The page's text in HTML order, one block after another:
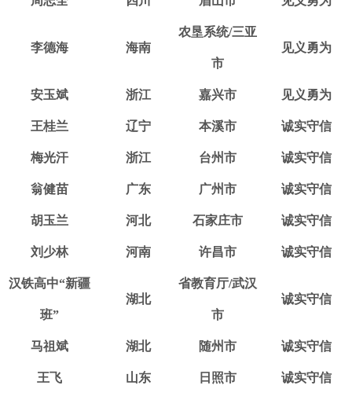
李德海 海南
农垦系统/三亚
市
见义勇为
安玉斌 浙江 嘉兴市 见义勇为
王桂兰 辽宁 本溪市 诚实守信
梅光汗 浙江 台州市 诚实守信
翁健苗 广东 广州市 诚实守信
胡玉兰 河北 石家庄市 诚实守信
刘少林 河南 许昌市 诚实守信
汉铁高中“新疆
班”
湖北
省教育厅/武汉
市
诚实守信
马祖斌 湖北 随州市 诚实守信
王飞 山东 日照市 诚实守信